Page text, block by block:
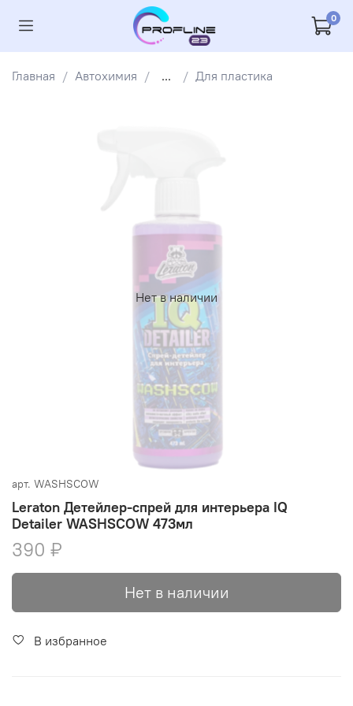
0
Главная Автохимия ... Для пластика
Нет в наличии
арт. WASHSCOW
Leraton Детейлер-спрей для интерьера IQ
Detailer WASHSCOW 473мл
390 ₽
Нет в наличии
В избранное